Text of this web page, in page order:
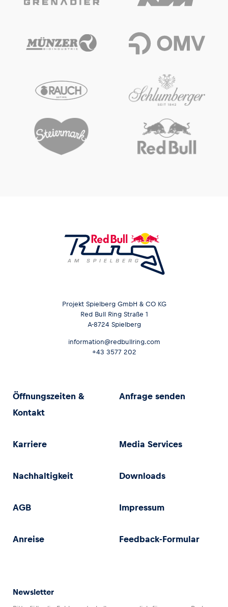
Projekt Spielberg GmbH & CO KG
Red Bull Ring Straße 1
A-8724 Spielberg
information@redbullring.com
+43 3577 202
Öffnungszeiten &
Kontakt
Anfrage senden
Karriere Media Services
Nachhaltigkeit Downloads
AGB Impressum
Anreise Feedback-Formular
Newsletter